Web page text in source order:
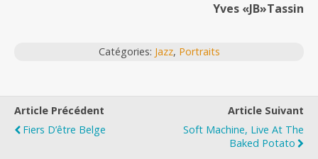
Yves «JB»Tassin
Catégories: Jazz, Portraits
Article Précédent
Fiers D’être Belge
Article Suivant
Soft Machine, Live At The
Baked Potato